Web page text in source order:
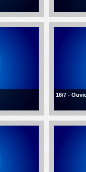
16/7 -